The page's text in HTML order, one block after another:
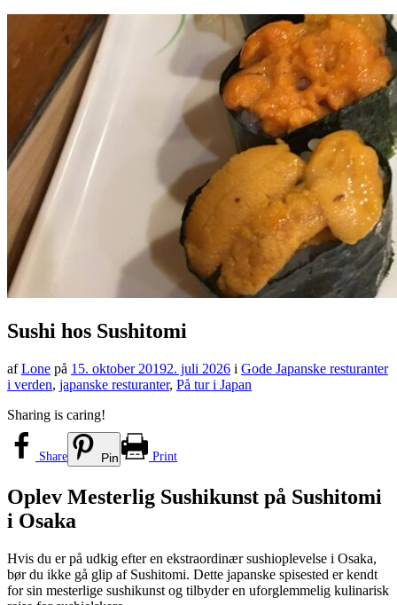
Sushi hos Sushitomi
afLone på 15. oktober 20192. juli 2026 i Gode Japanske resturanter
i verden, japanske resturanter, På tur i Japan
Sharing is caring!
Share Pin Print
Oplev Mesterlig Sushikunst på Sushitomi
i Osaka
Hvis du er på udkig efter en ekstraordinær sushioplevelse i Osaka,
bør du ikke gå glip af Sushitomi. Dette japanske spisested er kendt
for sin mesterlige sushikunst og tilbyder en uforglemmelig kulinarisk